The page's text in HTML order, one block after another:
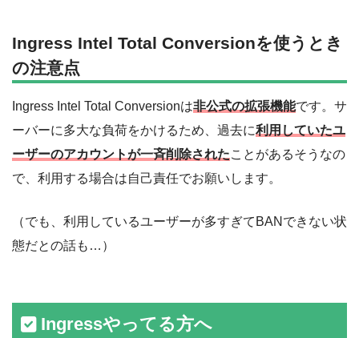
Ingress Intel Total Conversionを使うとき
の注意点
Ingress Intel Total Conversionは非公式の拡張機能です。サ
ーバーに多大な負荷をかけるため、過去に利用していたユ
ーザーのアカウントが一斉削除されたことがあるそうなの
で、利用する場合は自己責任でお願いします。
（でも、利用しているユーザーが多すぎてBANできない状
態だとの話も…）
Ingressやってる方へ